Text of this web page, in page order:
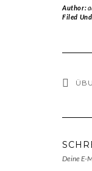
Author:
Filed
Deine E-